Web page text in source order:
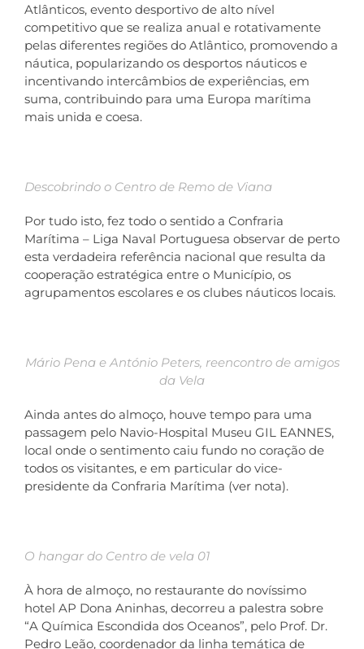
Atlânticos, evento desportivo de alto nível
competitivo que se realiza anual e rotativamente
pelas diferentes regiões do Atlântico, promovendo a
náutica, popularizando os desportos náuticos e
incentivando intercâmbios de experiências, em
suma, contribuindo para uma Europa marítima
mais unida e coesa.
Descobrindo o Centro de Remo de Viana
Por tudo isto, fez todo o sentido a Confraria
Marítima – Liga Naval Portuguesa observar de perto
esta verdadeira referência nacional que resulta da
cooperação estratégica entre o Município, os
agrupamentos escolares e os clubes náuticos locais.
Mário Pena e António Peters, reencontro de amigos
da Vela
Ainda antes do almoço, houve tempo para uma
passagem pelo Navio-Hospital Museu GIL EANNES,
local onde o sentimento caiu fundo no coração de
todos os visitantes, e em particular do vice-
presidente da Confraria Marítima (ver nota).
O hangar do Centro de vela 01
À hora de almoço, no restaurante do novíssimo
hotel AP Dona Aninhas, decorreu a palestra sobre
“A Química Escondida dos Oceanos”, pelo Prof. Dr.
Pedro Leão, coordenador da linha temática de